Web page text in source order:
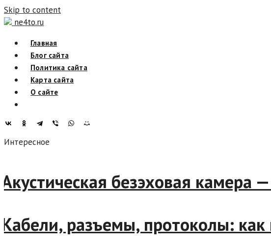
Skip to content
ne4to.ru
Главная
Блог сайта
Политика сайта
Карта сайта
О сайте
Интересное
Акустическая безэховая камера
Кабели, разъемы, протоколы: как